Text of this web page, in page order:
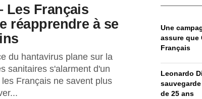
Les Français
réapprendre à se
du hantavirus plane sur la
sanitaires s'alarment d'un
Français ne savent plus
Une
assure que
Français
Leonardo
de 25 ans